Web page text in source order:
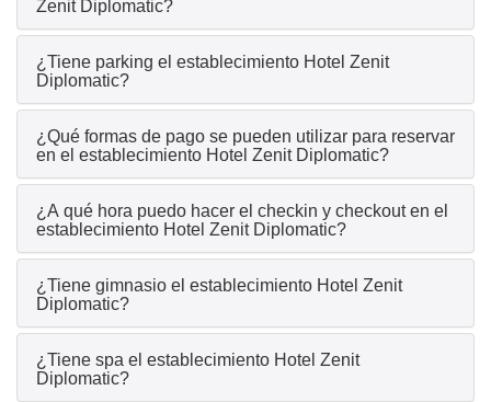
Zenit Diplomatic?
¿Tiene parking el establecimiento Hotel Zenit
Diplomatic?
¿Qué formas de pago se pueden utilizar para reservar
en el establecimiento Hotel Zenit Diplomatic?
¿A qué hora puedo hacer el checkin y checkout en el
establecimiento Hotel Zenit Diplomatic?
¿Tiene gimnasio el establecimiento Hotel Zenit
Diplomatic?
¿Tiene spa el establecimiento Hotel Zenit
Diplomatic?